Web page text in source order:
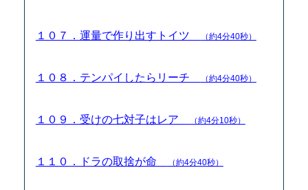
１０７．運量で作り出すトイツ （約4分40秒）
１０８．テンパイしたらリーチ （約4分40秒）
１０９．受けの七対子はレア （約4分10秒）
１１０．ドラの取捨が命 （約4分40秒）